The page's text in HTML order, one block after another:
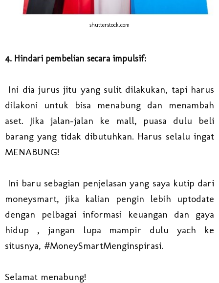
shutterstock.com
4. Hindari pembelian secara impulsif:
Ini dia jurus jitu yang sulit dilakukan, tapi harus
dilakoni untuk bisa menabung dan menambah
aset. Jika jalan-jalan ke mall, puasa dulu beli
barang yang tidak dibutuhkan. Harus selalu ingat
MENABUNG!
Ini baru sebagian penjelasan yang saya kutip dari
moneysmart, jika kalian pengin lebih uptodate
dengan pelbagai informasi keuangan dan gaya
hidup , jangan lupa mampir dulu yach ke
situsnya, #MoneySmartMenginspirasi.
Selamat menabung!